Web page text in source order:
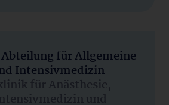
für Allgemeine
Intensivmedizin
für Anästhesie,
und